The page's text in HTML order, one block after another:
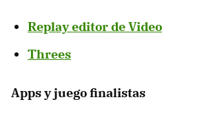
Replay editor de Video
Threes
Apps y juego finalistas